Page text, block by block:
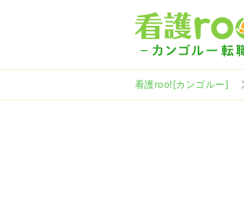
看護roo![カンゴルー]